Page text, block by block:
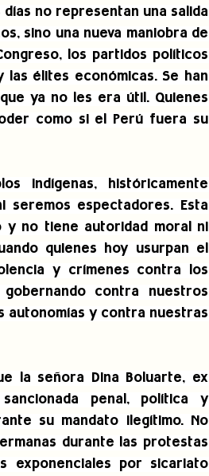
días no representan una salida
sino una nueva maniobra de
los partidos políticos
las élites económicas. Se han
ya no les era útil. Quienes
como si el Perú fuera su
indígenas, históricamente
seremos espectadores. Esta
y no tiene autoridad moral ni
quienes hoy usurpan el
y crímenes contra los
contra nuestros
y contra nuestras
la señora Dina Boluarte, ex
penal, política y
su mandato ilegítimo. No
durante las protestas
exponenciales por sicariato